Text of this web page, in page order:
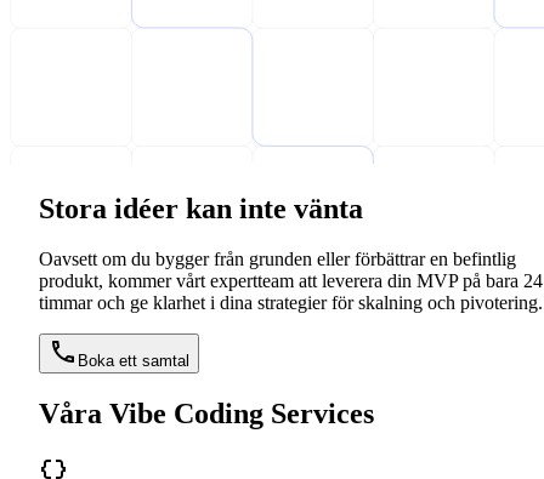
Stora idéer kan inte vänta
Oavsett om du bygger från grunden eller förbättrar en befintlig
produkt, kommer vårt expertteam att leverera din MVP på bara 24
timmar och ge klarhet i dina strategier för skalning och pivotering.
Boka ett samtal
Våra Vibe Coding Services